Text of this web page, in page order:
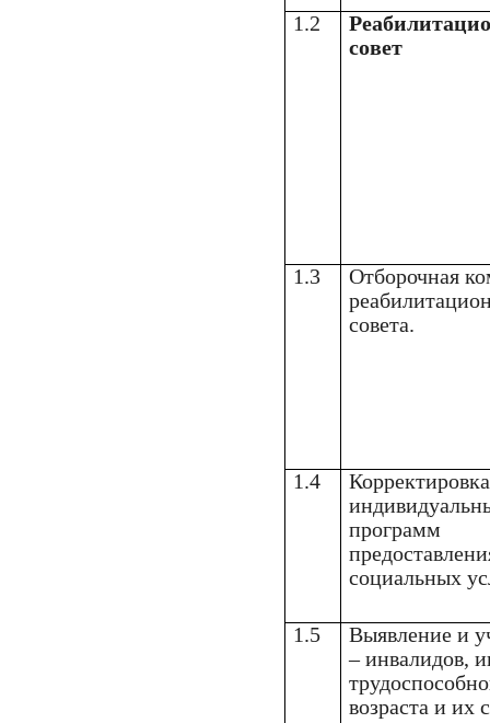
1.2
совет
1.3
Отборочная
совета.
1.4
Корректировка
программ
социальных
1.5
Выявление и
– инвалидов,
возраста и их